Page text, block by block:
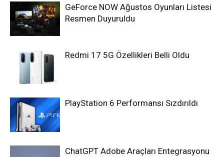
GeForce NOW Ağustos Oyunları Listesi
Resmen Duyuruldu
Redmi 17 5G Özellikleri Belli Oldu
PlayStation 6 Performansı Sızdırıldı
ChatGPT Adobe Araçları Entegrasyonu